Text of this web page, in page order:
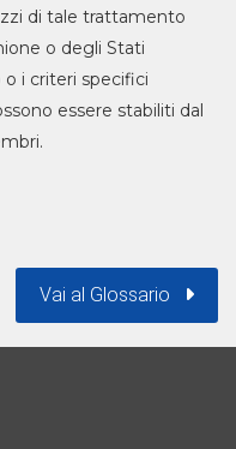
di tale trattamento
o degli Stati
i criteri specifici
essere stabiliti dal
Vai al Glossario